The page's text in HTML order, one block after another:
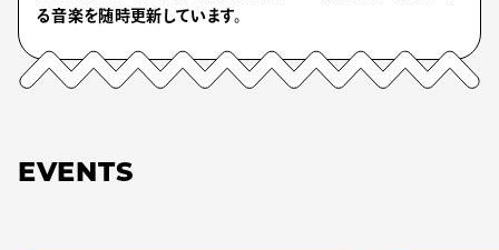
る音楽を随時更新しています。
EVENTS